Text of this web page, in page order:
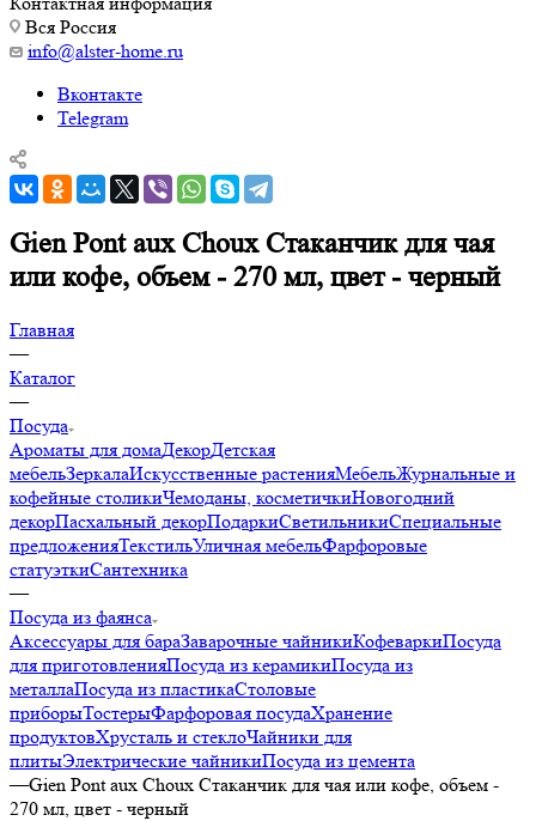
Вся Россия
info@alster-home.ru
Вконтакте
Telegram
Gien Pont aux Choux Стаканчик для чая
или кофе, объем - 270 мл, цвет - черный
Главная
—
Каталог
—
Посуда
Ароматы для домаДекорДетская
мебельЗеркалаИскусственные растенияМебельЖурнальные и
кофейные столикиЧемоданы, косметичкиНовогодний
декорПасхальный декорПодаркиСветильникиСпециальные
предложенияТекстильУличная мебельФарфоровые
статуэткиСантехника
—
Посуда из фаянса
Аксессуары для бараЗаварочные чайникиКофеваркиПосуда
для приготовленияПосуда из керамикиПосуда из
металлаПосуда из пластикаСтоловые
приборыТостерыФарфоровая посудаХранение
продуктовХрусталь и стеклоЧайники для
плитыЭлектрические чайникиПосуда из цемента
—Gien Pont aux Choux Стаканчик для чая или кофе, объем -
270 мл, цвет - черный